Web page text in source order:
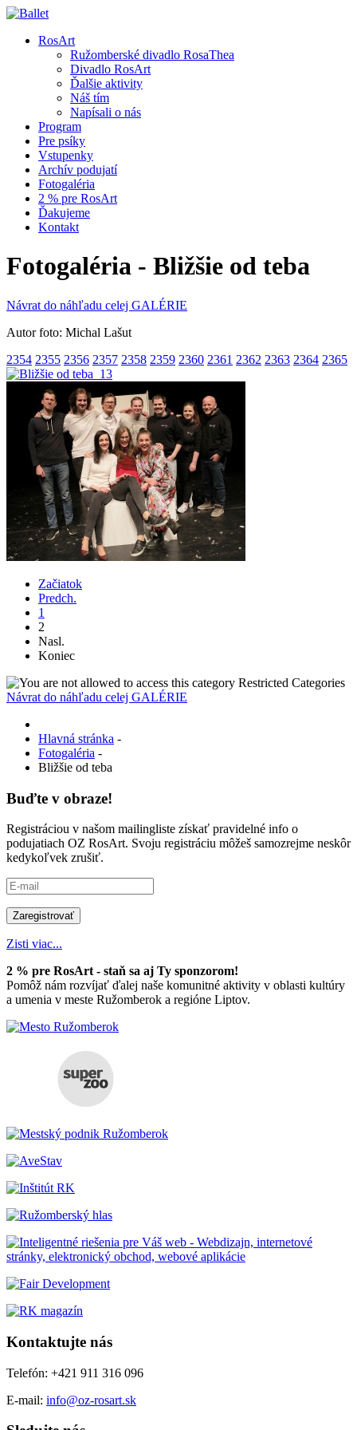
RosArt
Ružomberské divadlo RosaThea
Divadlo RosArt
Ďalšie aktivity
Náš tím
Napísali o nás
Program
Pre psíky
Vstupenky
Archív podujatí
Fotogaléria
2 % pre RosArt
Ďakujeme
Kontakt
Fotogaléria - Bližšie od teba
Návrat do náhľadu celej GALÉRIE
Autor foto: Michal Lašut
2354 2355 2356 2357 2358 2359 2360 2361 2362 2363 2364 2365
Začiatok
Predch.
1
2
Nasl.
Koniec
Restricted Categories
Návrat do náhľadu celej GALÉRIE
Hlavná stránka -
Fotogaléria -
Bližšie od teba
Buďte v obraze!
Registráciou v našom mailingliste získať pravidelné info o
podujatiach OZ RosArt. Svoju registráciu môžeš samozrejme neskôr
kedykoľvek zrušiť.
Zisti viac...
2 % pre RosArt - staň sa aj Ty sponzorom!
Pomôž nám rozvíjať ďalej naše komunitné aktivity v oblasti kultúry
a umenia v meste Ružomberok a regióne Liptov.
Kontaktujte nás
Telefón: +421 911 316 096
E-mail: info@oz-rosart.sk